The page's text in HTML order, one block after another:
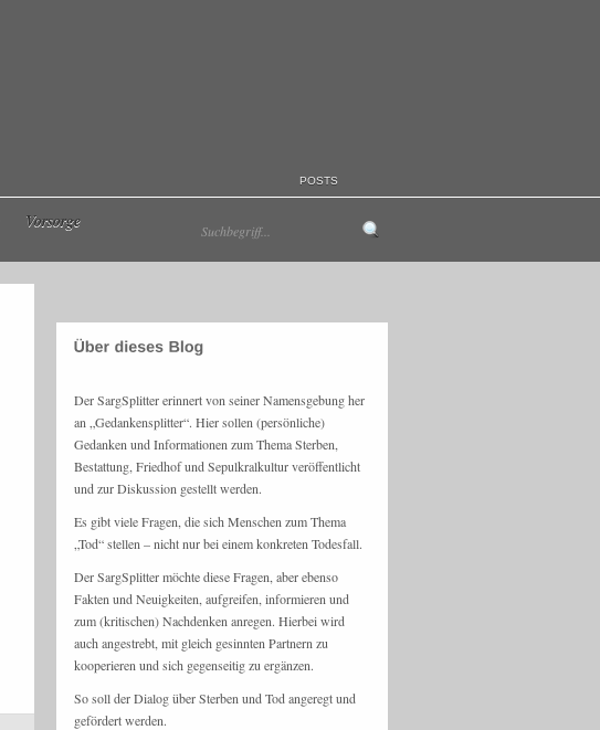
POSTS
Vorsorge
Der SargSplitter erinnert von seiner Namensgebung her
an „Gedankensplitter“. Hier sollen (persönliche)
Gedanken und Informationen zum Thema Sterben,
Bestattung, Friedhof und Sepulkralkultur veröffentlicht
und zur Diskussion gestellt werden.
Es gibt viele Fragen, die sich Menschen zum Thema
„Tod“ stellen – nicht nur bei einem konkreten Todesfall.
Der SargSplitter möchte diese Fragen, aber ebenso
Fakten und Neuigkeiten, aufgreifen, informieren und
zum (kritischen) Nachdenken anregen. Hierbei wird
auch angestrebt, mit gleich gesinnten Partnern zu
kooperieren und sich gegenseitig zu ergänzen.
So soll der Dialog über Sterben und Tod angeregt und
gefördert werden.